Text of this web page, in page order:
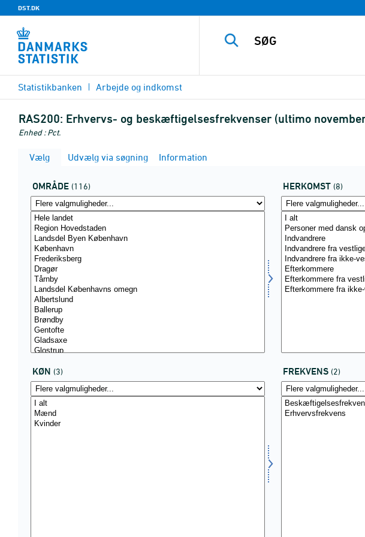
DST.DK
Statistikbanken Arbejde og indkomst
RAS200: Erhvervs- og beskæftigelsesfrekvenser (ultimo
Enhed : Pct.
Vælg Udvælg via søgning Information
OMRÅDE (116) HERKOMST (8)
KØN (3) FREKVENS (2)